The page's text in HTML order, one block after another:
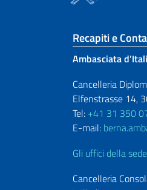
Recapiti e
Ambasciata
Cancelleria
Elfenstrasse 14,
Tel: +41 31 350
E-mail:
Gli uffici della sede
Cancelleria